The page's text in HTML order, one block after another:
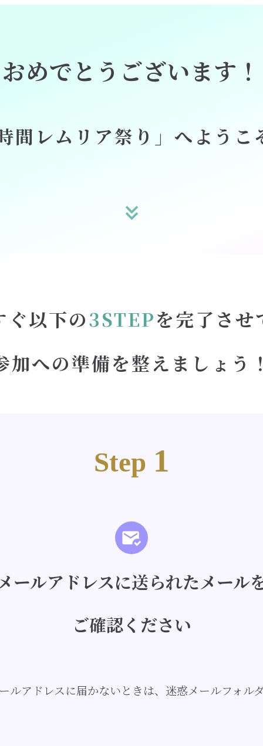
おめでとうございます！
間レムリア祭り」へようこ
ぐ以下の3STEPを完了させ
加への準備を整えましょう
Step 1
ールアドレスに送られたメール
ご確認ください
ルアドレスに届かないときは、迷惑メールフォル